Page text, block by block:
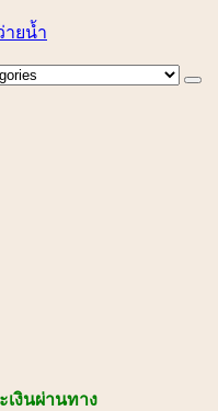
ายน้ำ
งินผ่านทาง